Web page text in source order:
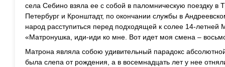
села Себино взяла ее с собой в паломническую поездку в
Петербург и Кронштадт, по окончании службы в
народ расступиться перед подходящей к солее 14-летней
«Матронушка, иди-иди ко мне. Вот идет моя смена –
Матрона являла собою удивительный парадокс
была слепа от рождения, а в восемнадцать лет у нее